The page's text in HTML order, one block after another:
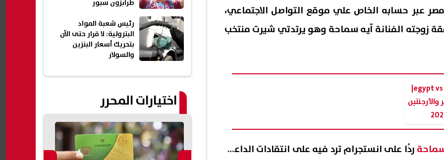
عبر حسابه الخاص علي موقع التواصل الاجتماعي،
زوجته الفنانة آيه سماحة وهو يرتدتي شيرت منتخب
ماتش egypt vs argentina|
سماحةردًا على انستجرام ترد فيه على انتقادات الداعيه
طرابزون سبور
رئيس شعبة المواد
البترولية: لا قرار حتى الآن
بتحريك أسعار البنزين
والسولار
اختيارات المحرر